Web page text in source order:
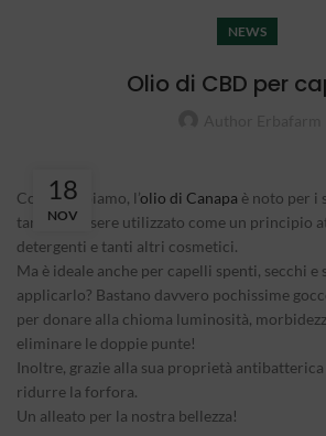
NEWS
Olio di CBD per
18
NOV
Come sappiamo, l’olio di Canapa è noto per i
tanto da essere utilizzato come un principio
detergenti e tanti altri cosmetici.
Ma è ideale anche per capelli spenti, secchi
applicarlo? Bastano davvero pochissime
per donare alla chioma luminosità,
eliminare le doppie punte!
Inoltre, grazie alla sua proprietà
ridurre la forfora.
Un alleato per la nostra bellezza!